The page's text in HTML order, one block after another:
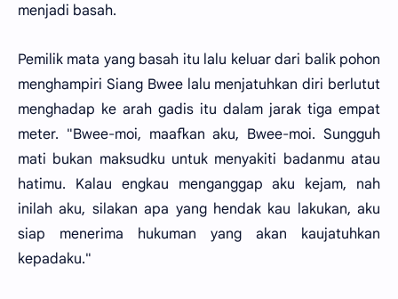
menjadi basah.
Pemilik mata yang basah itu lalu keluar dari balik pohon
menghampiri Siang Bwee lalu menjatuhkan diri berlutut
menghadap ke arah gadis itu dalam jarak tiga empat
meter. "Bwee-moi, maafkan aku, Bwee-moi. Sungguh
mati bukan maksudku untuk menyakiti badanmu atau
hatimu. Kalau engkau menganggap aku kejam, nah
inilah aku, silakan apa yang hendak kau lakukan, aku
siap menerima hukuman yang akan kaujatuhkan
kepadaku."